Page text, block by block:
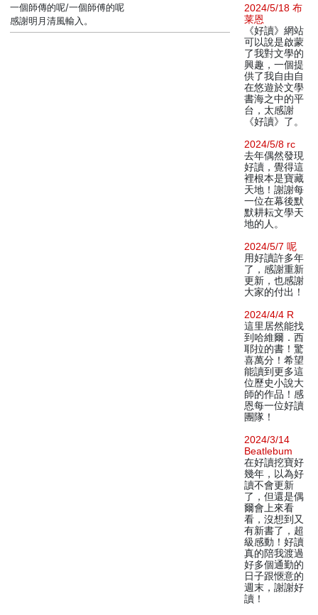
一個師傳的呢/一個師傅的呢
感謝明月清風輸入。
2024/5/18 布
莱恩
《好讀》網站
可以說是啟蒙
了我對文學的
興趣，一個提
供了我自由自
在悠遊於文學
書海之中的平
台，太感謝
《好讀》了。
2024/5/8 rc
去年偶然發現
好讀，覺得這
裡根本是寶藏
天地！謝謝每
一位在幕後默
默耕耘文學天
地的人。
2024/5/7 呢
用好讀許多年
了，感謝重新
更新，也感謝
大家的付出！
2024/4/4 R
這里居然能找
到哈維爾．西
耶拉的書！驚
喜萬分！希望
能讀到更多這
位歷史小說大
師的作品！感
恩每一位好讀
團隊！
2024/3/14
Beatlebum
在好讀挖寶好
幾年，以為好
讀不會更新
了，但還是偶
爾會上來看
看，沒想到又
有新書了，超
級感動！好讀
真的陪我渡過
好多個通勤的
日子跟愜意的
週末，謝謝好
讀！